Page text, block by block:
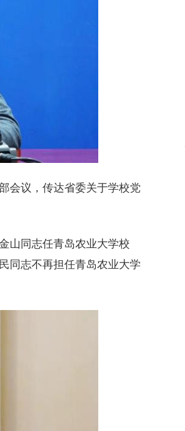
会议，传达省委关于学校党
山同志任青岛农业大学校
同志不再担任青岛农业大学